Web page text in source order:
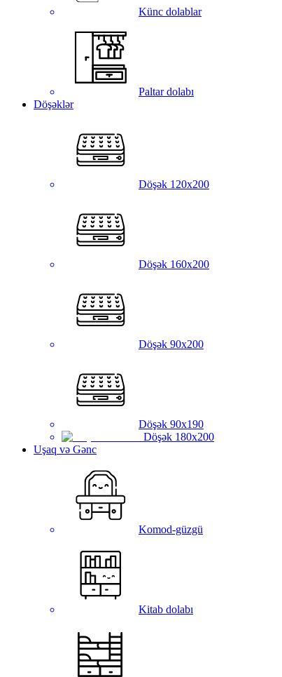
Künc dolablar
Paltar dolabı
Döşəklər
Döşək 120x200
Döşək 160x200
Döşək 90x200
Döşək 90x190
Döşək 180x200
Uşaq və Gənc
Komod-güzgü
Kitab dolabı